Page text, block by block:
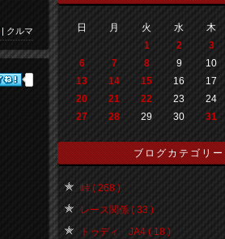
| クルマ 日 月 火 水 木
1
2 3
6
7 8 9 10
13
14 15 16 17
20
21 22 23 24
27
28 29 30 31
ブログカテゴリー
峠 ( 268 )
レース関係 ( 33 )
トゥディ JA4 ( 18 )